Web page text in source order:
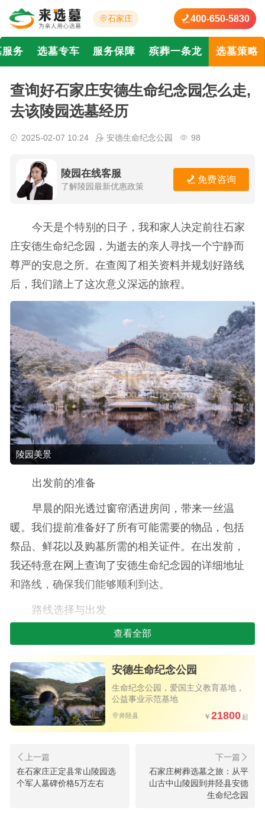
石家庄 400-650-5830
务 选墓专车 服务保障 殡葬一条龙 选墓策略
查询好石家庄安德生命纪念园怎么走,
去该陵园选墓经历
2025-02-07 10:24 安德生命纪念公园 98
陵园在线客服
了解陵园最新优惠政策
免费咨询
今天是个特别的日子，我和家人决定前往石家
庄安德生命纪念园，为逝去的亲人寻找一个宁静而
尊严的安息之所。在查阅了相关资料并规划好路线
后，我们踏上了这次意义深远的旅程。
陵园美景
出发前的准备
早晨的阳光透过窗帘洒进房间，带来一丝温
暖。我们提前准备好了所有可能需要的物品，包括
祭品、鲜花以及购墓所需的相关证件。在出发前，
我还特意在网上查询了安德生命纪念园的详细地址
和路线，确保我们能够顺利到达。
路线选择与出发
我们选择的是自驾前往。从石家庄市区出发，
沿着南二环一路向西，行驶至537省道，再沿省道一
路西行至石太高速。在石太高速上右拐至衡井线，
然后沿衡井线往东走，再南行不久，便看到了安德
生命纪念园的指示牌。一路上，我们欣赏着沿途的
风景，心情既庄重又平静。
查看全部
安德生命纪念公园
生命纪念公园，爱国主义教育基地，
公益事业示范基地
井陉县 21800
在石家庄正定县常山陵园选
个军人墓碑价格5万左右
石家庄树葬选墓之旅：从平
山古中山陵园到井陉县安德
生命纪念园